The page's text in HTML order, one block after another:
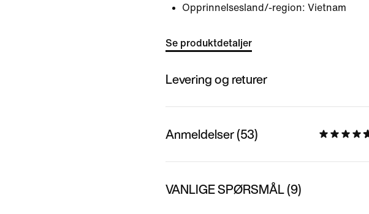
Opprinnelsesland/-region: Vietnam
Se produktdetaljer
Levering og returer
Anmeldelser (53)
VANLIGE SPØRSMÅL (9)